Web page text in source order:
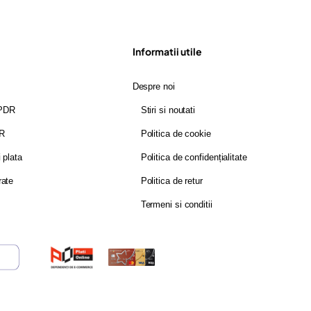
plata
Informatii utile
Despre noi
Stiri si noutati
Politica de cookie
Politica de confidențialitate
Politica de retur
Termeni si conditii